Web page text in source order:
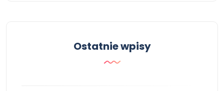
Ostatnie wpisy